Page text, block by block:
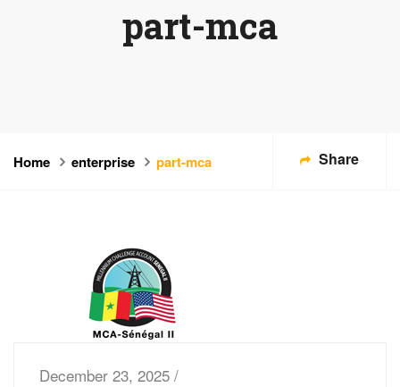
part-mca
Home enterprise part-mca Share
December 23, 2025 /